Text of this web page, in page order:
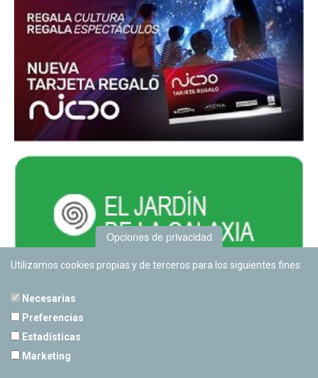
Opciones de privacidad
Utilizamos cookies propias y de terceros para los siguientes fines:
Necesarias
Preferencias
Estadísticas
Marketing